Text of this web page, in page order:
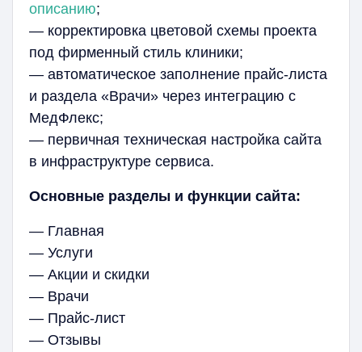
описанию;
— корректировка цветовой схемы проекта
под фирменный стиль клиники;
— автоматическое заполнение прайс-листа
и раздела «Врачи» через интеграцию с
МедФлекс;
— первичная техническая настройка сайта
в инфраструктуре сервиса.
Основные разделы и функции сайта:
— Главная
— Услуги
— Акции и скидки
— Врачи
— Прайс-лист
— Отзывы